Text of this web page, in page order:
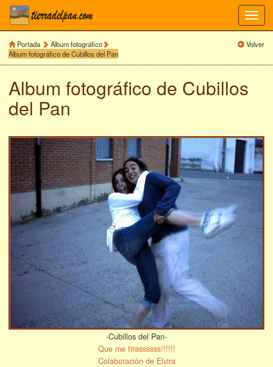
Portada
Album fotográfico
Album fotográfico de Cubillos del Pan
Volver
Album fotográfico de Cubillos
del Pan
-Cubillos del Pan-
Que me tirassssss!!!!!!
Colaboración de Elvira